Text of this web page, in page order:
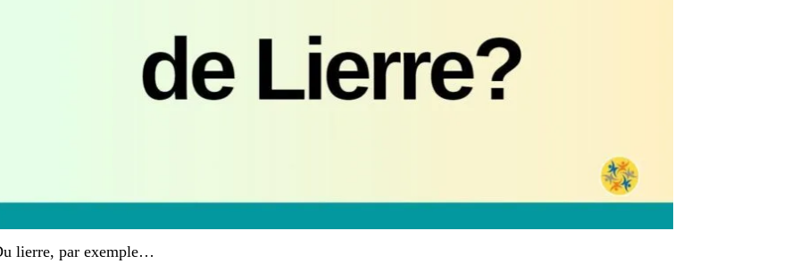
lierre, par exemple…